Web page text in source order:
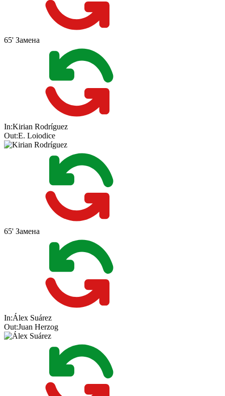
65' Замена
In:Kirian Rodríguez
Out:E. Loiodice
65' Замена
In:Álex Suárez
Out:Juan Herzog